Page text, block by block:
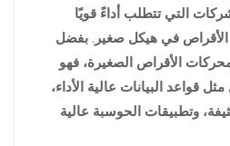
التي تتطلب أداءً قويًا
الأقراص في هيكل صغير. بفضل
الأقراص الصغيرة، فهو
قواعد البيانات عالية الأداء،
وتطبيقات الحوسبة عالية